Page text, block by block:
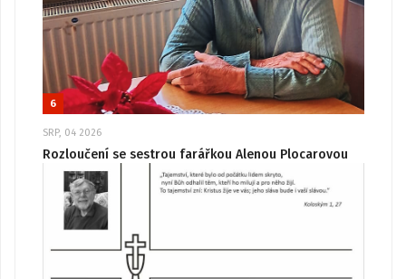
6
SRP, 04 2026
Rozloučení se sestrou farářkou Alenou Plocarovou